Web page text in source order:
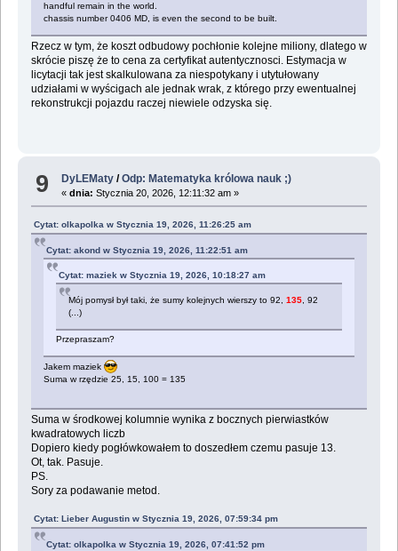
handful remain in the world.
chassis number 0406 MD, is even the second to be built.
Rzecz w tym, że koszt odbudowy pochłonie kolejne miliony, dlatego w
skrócie piszę że to cena za certyfikat autentycznosci. Estymacja w
licytacji tak jest skalkulowana za niespotykany i utytułowany
udziałami w wyścigach ale jednak wrak, z którego przy ewentualnej
rekonstrukcji pojazdu raczej niewiele odzyska się.
9 DyLEMaty /Odp: Matematyka królowa nauk ;)
«dnia: Stycznia 20, 2026, 12:11:32 am »
Cytat: olkapolka w Stycznia 19, 2026, 11:26:25 am
Cytat: akond w Stycznia 19, 2026, 11:22:51 am
Cytat: maziek w Stycznia 19, 2026, 10:18:27 am
Mój pomysł był taki, że sumy kolejnych wierszy to 92, 135, 92
(...)
Przepraszam?
Jakem maziek
Suma w rzędzie 25, 15, 100 = 135
Suma w środkowej kolumnie wynika z bocznych pierwiastków
kwadratowych liczb
Dopiero kiedy pogłówkowałem to doszedłem czemu pasuje 13.
Ot, tak. Pasuje.
PS.
Sory za podawanie metod.
Cytat: Lieber Augustin w Stycznia 19, 2026, 07:59:34 pm
Cytat: olkapolka w Stycznia 19, 2026, 07:41:52 pm